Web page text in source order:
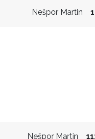
Nešpor Martin
Nešpor Martin